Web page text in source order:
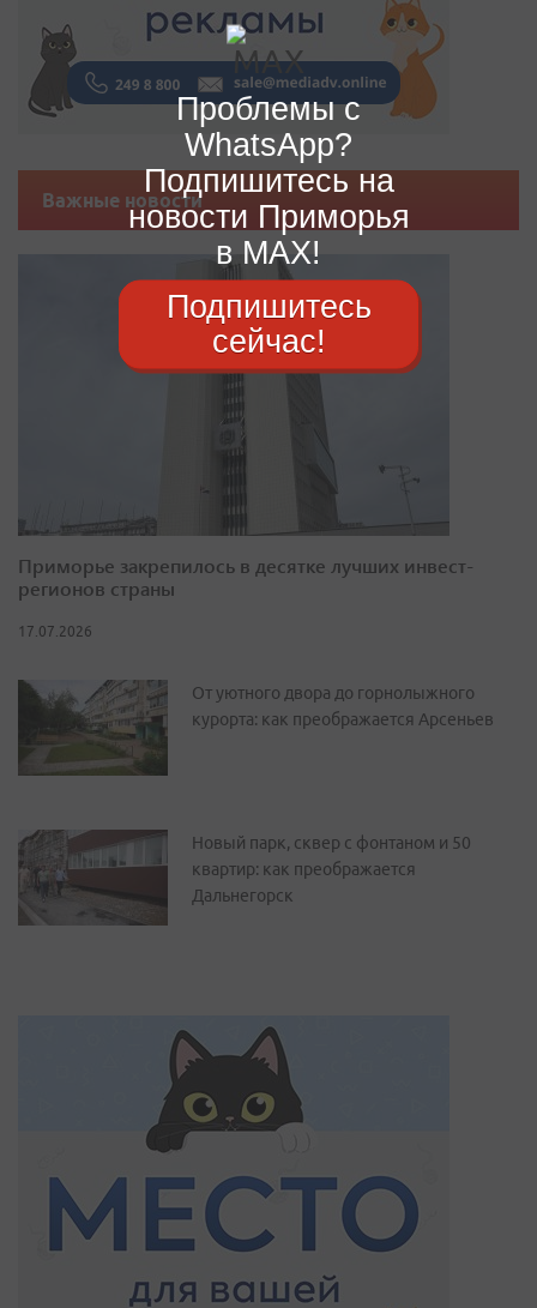
Важные новости
Приморье закрепилось в десятке лучших инвест-
регионов страны
17.07.2026
От уютного двора до горнолыжного
курорта: как преображается Арсеньев
Новый парк, сквер с фонтаном и 50
квартир: как преображается
Дальнегорск
Проблемы с
WhatsApp?
Подпишитесь на
новости Приморья
в MAX!
Подпишитесь
сейчас!